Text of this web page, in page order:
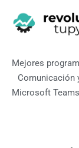
Mejores
Comunicación
Microsoft Teams